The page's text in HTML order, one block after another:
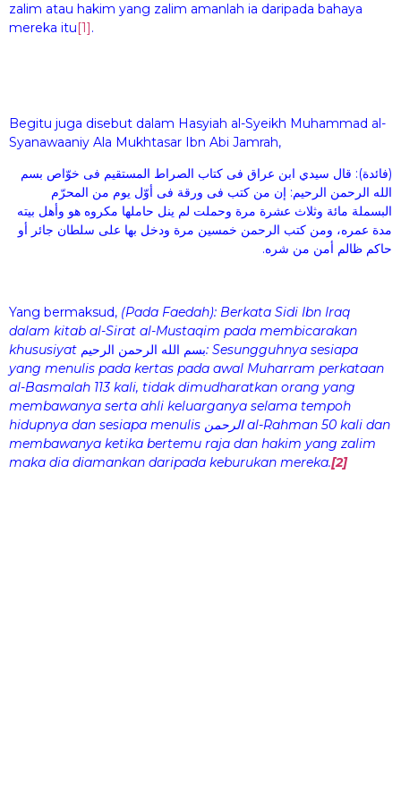
zalim atau hakim yang zalim amanlah ia daripada bahaya
mereka itu [1] .
Begitu juga disebut dalam Hasyiah al-Syeikh Muhammad al-
Syanawaaniy Ala Mukhtasar Ibn Abi Jamrah,
(فائدة): قال سيدي ابن عراق فى كتاب الصراط المستقيم فى خوّاص بسم
الله الرحمن الرحيم: إن من كتب فى ورقة فى أوّل يوم من المحرّم
البسملة مائة وثلاث عشرة مرة وحملت لم ينل حاملها مكروه هو وأهل بيته
مدة عمره، ومن كتب الرحمن خمسين مرة ودخل بها على سلطان جائر أو
حاكم ظالم أمن من شره.
Yang bermaksud, (Pada Faedah): Berkata Sidi Ibn Iraq
dalam kitab al-Sirat al-Mustaqim pada membicarakan
khususiyat بسم الله الرحمن الرحيم: Sesungguhnya sesiapa
yang menulis pada kertas pada awal Muharram perkataan
al-Basmalah 113 kali, tidak dimudharatkan orang yang
membawanya serta ahli keluarganya selama tempoh
hidupnya dan sesiapa menulis الرحمن al-Rahman 50 kali dan
membawanya ketika bertemu raja dan hakim yang zalim
maka dia diamankan daripada keburukan mereka.[2]